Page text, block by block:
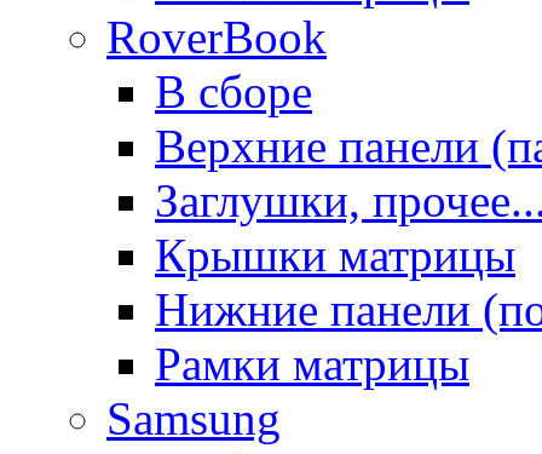
RoverBook
В сборе
Верхние панели
Заглушки,
Крышки матрицы
Нижние панели
Рамки матрицы
Samsung